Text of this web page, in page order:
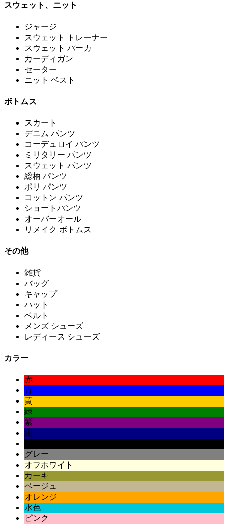
スウェット、ニット
ジャージ
スウェット トレーナー
スウェット パーカ
カーディガン
セーター
ニット ベスト
ボトムス
スカート
デニム パンツ
コーデュロイ パンツ
ミリタリー パンツ
スウェット パンツ
総柄 パンツ
ポリ パンツ
コットン パンツ
ショートパンツ
オーバーオール
リメイク ボトムス
その他
雑貨
バッグ
キャップ
ハット
ベルト
メンズ シューズ
レディース シューズ
カラー
赤
青
黄
緑
紫
紺
グレー
オフホワイト
カーキ
ベージュ
オレンジ
水色
ピンク